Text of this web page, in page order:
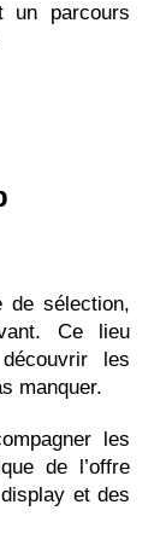
un parcours
de sélection,
Ce lieu
les
manquer.
les
de l’offre
et des